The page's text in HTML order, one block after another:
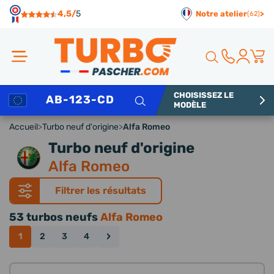
4,5/5 Notre atelier(62)>
Rechercher
CHOISISSEZ LE
MODÈLE
Accueil>Turbo neuf d'origine>Alfa Romeo
Turbo neuf d'origine
Alfa Romeo
Filtrer les résultats
53 turbos neufsAlfa Romeo
1 2 3 4 ›
Panneau de gestion des cookies